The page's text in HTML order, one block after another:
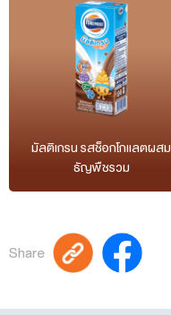
มัลติเกรน รสช็อกโกแลตผสม
ธัญพืชรวม
Share